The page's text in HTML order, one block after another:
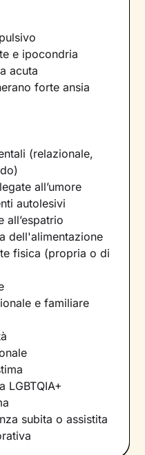
e ipocondria
acuta
forte ansia
(relazionale,
all’umore
autolesivi
all’espatrio
dell'alimentazione
fisica (propria o di
e familiare
LGBTQIA+
subita o assistita